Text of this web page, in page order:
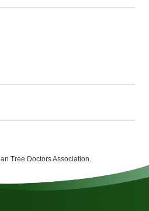
Tree Doctors Association.